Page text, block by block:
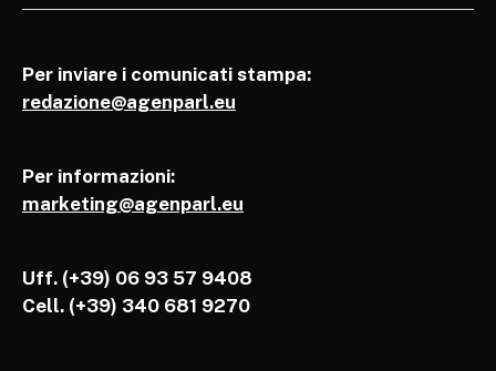
Per inviare i comunicati stampa:
redazione@agenparl.eu
Per informazioni:
marketing@agenparl.eu
Uff. (+39) 06 93 57 9408
Cell. (+39) 340 681 9270